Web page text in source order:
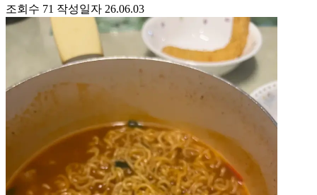
조회수 71 작성일자 26.06.03